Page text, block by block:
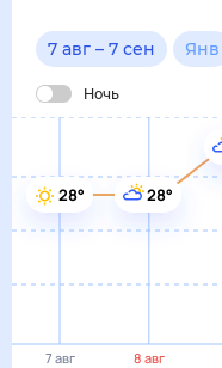
7 авг – 7 сен Янв
Ночь
7 авг 8 авг
28° 28°